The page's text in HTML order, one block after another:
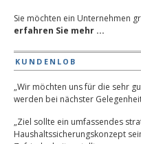
Sie möchten ein Unternehmen
erfahren Sie mehr ...
KUNDENLOB
„Wir möchten uns für die sehr
werden bei nächster
„Ziel sollte ein umfassendes
Haushaltssicherungskonzept